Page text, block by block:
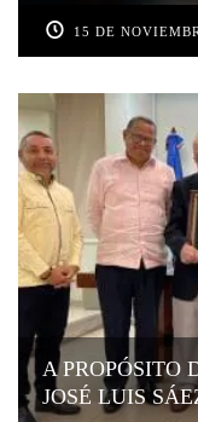
15 DE
A PROPÓSITO
JOSÉ LUIS